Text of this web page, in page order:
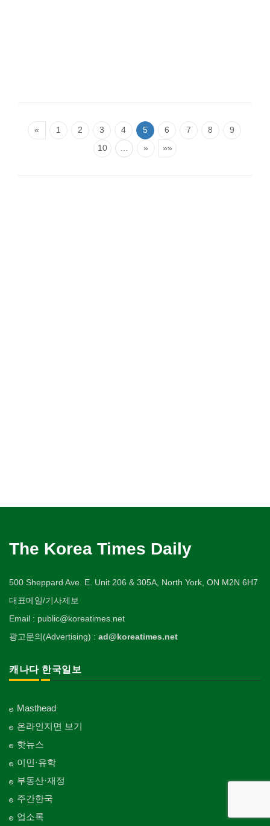
« 1 2 3 4 5 6 7 8
9
10
… » »»
The Korea Times Daily
500 Sheppard Ave. E. Unit 206 & 305A, North York, ON M2N 6H7
대표메일/기사제보
Email : public@koreatimes.net
광고문의(Advertising) : ad@koreatimes.net
캐나다 한국일보
Masthead
온라인지면 보기
핫뉴스
이민·유학
부동산·재정
주간한국
업소록